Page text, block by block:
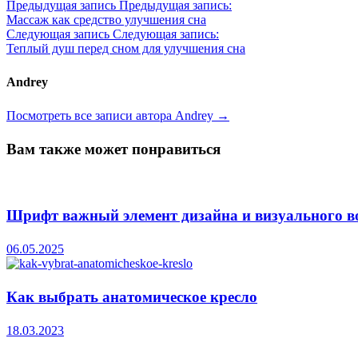
Предыдущая запись Предыдущая запись:
Массаж как средство улучшения сна
Следующая запись Следующая запись:
Теплый душ перед сном для улучшения сна
Andrey
Посмотреть все записи автора Andrey →
Вам также может понравиться
Шрифт важный элемент дизайна и визуального
06.05.2025
Как выбрать анатомическое кресло
18.03.2023